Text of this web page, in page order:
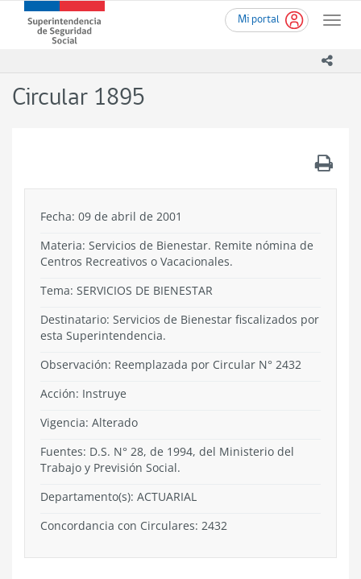
contenido
Mi portal
Toggle
Superintendencia
de
-
Circular 1895
Fecha: 09 de abril de 2001
Materia: Servicios de Bienestar. Remite nómina de
Centros Recreativos o Vacacionales.
Tema: SERVICIOS DE BIENESTAR
Destinatario: Servicios de Bienestar fiscalizados por
esta Superintendencia.
Observación: Reemplazada por Circular N° 2432
Acción: Instruye
Vigencia: Alterado
Fuentes: D.S. N° 28, de 1994, del Ministerio del
Trabajo y Previsión Social.
Departamento(s): ACTUARIAL
Concordancia con Circulares: 2432